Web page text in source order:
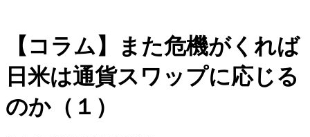
【コラム】また危機がくれば
日米は通貨スワップに応じる
のか（１）